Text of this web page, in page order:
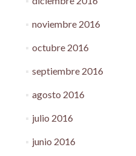
noviembre 2016
octubre 2016
septiembre 2016
agosto 2016
julio 2016
junio 2016